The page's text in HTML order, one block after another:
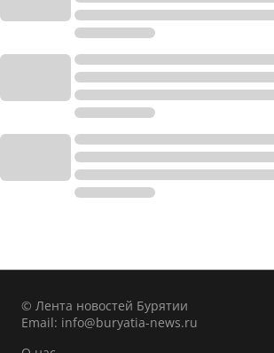
© Лента новостей Бурятии
Email: info@buryatia-news.ru